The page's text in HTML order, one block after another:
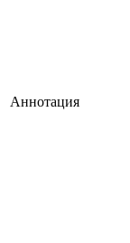
Аннотация